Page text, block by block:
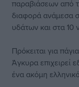
παραβιάσεων από
διαφορά ανάμεσα
υδάτων και στα 10
Πρόκειται για
Άγκυρα επιχειρεί
ένα ακόμη